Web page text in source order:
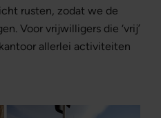
rusten, zodat we de
Voor vrijwilligers die ‘vrij’
allerlei activiteiten